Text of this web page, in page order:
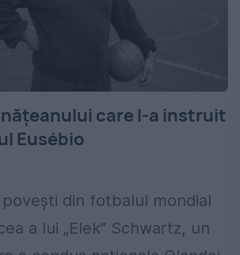
care l-a instruit
Eusébio
din fotbalul mondial
a lui „Elek” Schwartz, un